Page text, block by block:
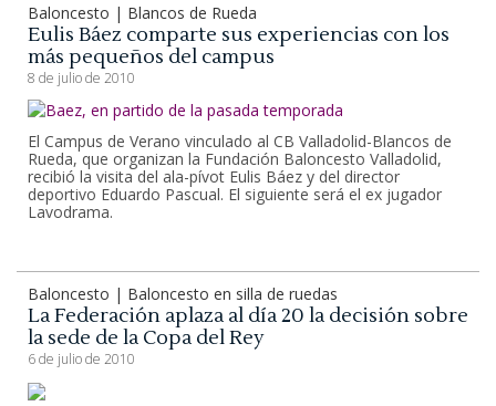
Baloncesto | Blancos de Rueda
Eulis Báez comparte sus experiencias con los
más pequeños del campus
8 de julio de 2010
El Campus de Verano vinculado al CB Valladolid-Blancos de
Rueda, que organizan la Fundación Baloncesto Valladolid,
recibió la visita del ala-pívot Eulis Báez y del director
deportivo Eduardo Pascual. El siguiente será el ex jugador
Lavodrama.
Baloncesto | Baloncesto en silla de ruedas
La Federación aplaza al día 20 la decisión sobre
la sede de la Copa del Rey
6 de julio de 2010